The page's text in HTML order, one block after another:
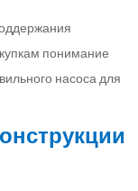
понимание
насоса для